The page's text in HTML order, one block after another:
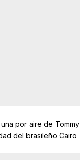
por aire de Tommy
del brasileño Cairo